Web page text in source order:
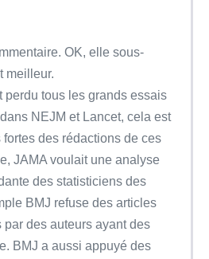
OK, elle sous-
meilleur.
perdu tous les grands essais
NEJM et Lancet, cela est
des rédactions de ces
JAMA voulait une analyse
des statisticiens des
BMJ refuse des articles
des auteurs ayant des
BMJ a aussi appuyé des